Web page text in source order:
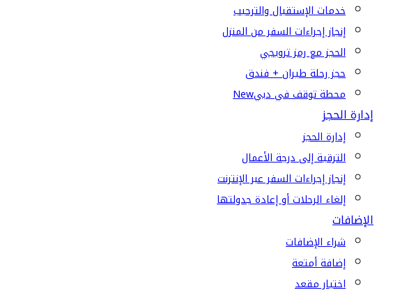
خدمات الإستقبال والترحيب
إنجاز إجراءات السفر من المنزل
الحجز مع رمز ترويجي
حجز رحلة طيران + فندق
محطة توقف في دبيNew
إدارة الحجز
إدارة الحجز
الترقية إلى درجة الأعمال
إنجاز إجراءات السفر عبر الإنترنت
إلغاء الرحلات أو إعادة جدولتها
الإضافات
شراء الإضافات
إضافة أمتعة
اختيار مقعد